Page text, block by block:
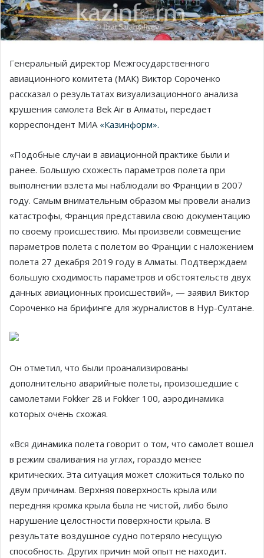
Генеральный директор Межгосударственного
авиационного комитета (МАК) Виктор Сороченко
рассказал о результатах визуализационного анализа
крушения самолета Bek Air в Алматы, передает
корреспондент МИА «Казинформ».
«Подобные случаи в авиационной практике были и
ранее. Большую схожесть параметров полета при
выполнении взлета мы наблюдали во Франции в 2007
году. Самым внимательным образом мы провели анализ
катастрофы, Франция представила свою документацию
по своему происшествию. Мы произвели совмещение
параметров полета с полетом во Франции с наложением
полета 27 декабря 2019 году в Алматы. Подтверждаем
большую сходимость параметров и обстоятельств двух
данных авиационных происшествий», — заявил Виктор
Сороченко на брифинге для журналистов в Нур-Султане.
Он отметил, что были проанализированы
дополнительно аварийные полеты, произошедшие с
самолетами Fokker 28 и Fokker 100, аэродинамика
которых очень схожая.
«Вся динамика полета говорит о том, что самолет вошел
в режим сваливания на углах, гораздо менее
критических. Эта ситуация может сложиться только по
двум причинам. Верхняя поверхность крыла или
передняя кромка крыла была не чистой, либо было
нарушение целостности поверхности крыла. В
результате воздушное судно потеряло несущую
способность. Других причин мой опыт не находит.